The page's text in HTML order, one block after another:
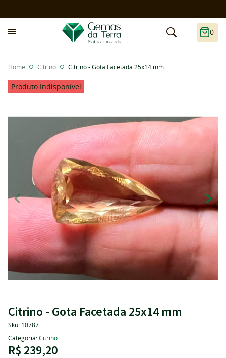
0
Home Citrino Citrino - Gota Facetada 25x14 mm
Produto Indisponível
Citrino - Gota Facetada 25x14 mm
Sku: 10787
Categoria:Citrino
R$ 239,20